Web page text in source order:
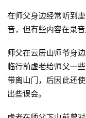
专
题
公
益
慈
善
佛
在师父身边经常听到
音，但有些内容在录音
师父在云居山师爷身
临行前虚老给师父一
带离山门，后因此还
出些误会。